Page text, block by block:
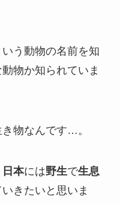
う動物の名前を知
物か知られていま
物なんです…。
日本には野生で生息
きたいと思いま